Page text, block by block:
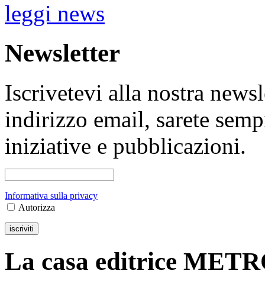
leggi news
Newsletter
Iscrivetevi alla nostra
indirizzo email, sarete
iniziative e pubblicazioni.
Informativa sulla privacy
Autorizza
La casa editrice